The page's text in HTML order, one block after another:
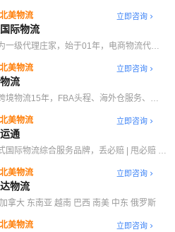
美物流
立即咨询
际物流
一级代理庄家，始于01年，电商物流代名
美物流
立即咨询
流
境物流15年，FBA头程、海外仓服务、一
美物流
立即咨询
通
国际物流综合服务品牌，丢必赔 | 甩必赔 |
美物流
立即咨询
物流
欧美 加拿大 东南亚 越南 巴西 南美 中东 俄罗斯
美物流 立即咨询